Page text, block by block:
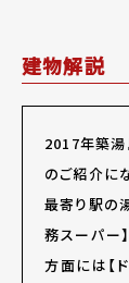
建物解説
2017年築湯
のご紹介に
最寄り駅の
務スーパー
方面には【